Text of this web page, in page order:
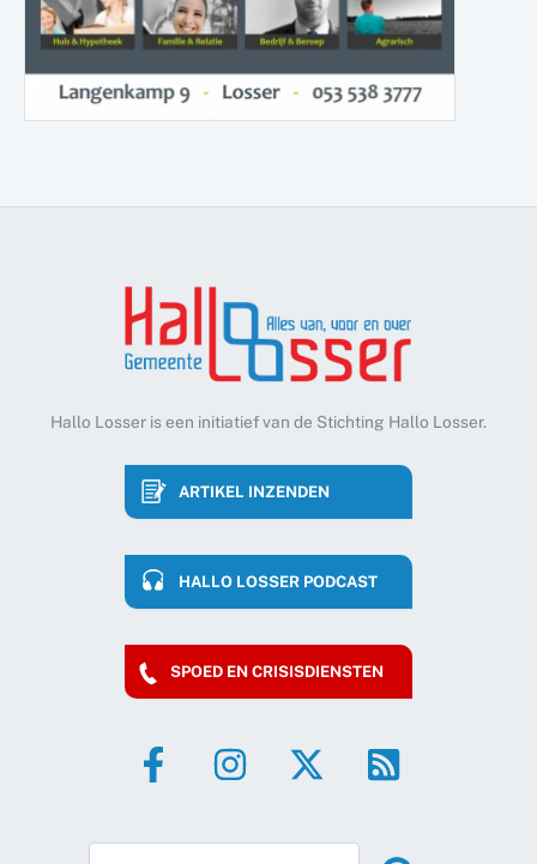
Hallo Losser is een initiatief van de Stichting Hallo Losser.
ARTIKEL INZENDEN
HALLO LOSSER PODCAST
SPOED EN CRISISDIENSTEN